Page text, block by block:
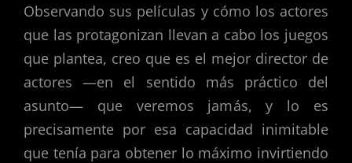
Observando sus películas y cómo los actores
que las protagonizan llevan a cabo los juegos
que plantea, creo que es el mejor director de
actores —en el sentido más práctico del
asunto— que veremos jamás, y lo es
precisamente por esa capacidad inimitable
que tenía para obtener lo máximo invirtiendo